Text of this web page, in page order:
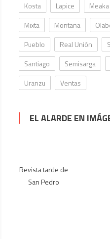
Kosta
Lapice Meaka
Mixta
Montaña
Pueblo
Real Unión
Santiago
Semisarga
Uranzu
Ventas
EL ALARDE EN
Revista tarde de
San Pedro